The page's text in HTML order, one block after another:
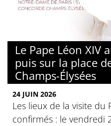
©
Le Pape Léon XIV
puis sur la place
Champs-Élysées
24 JUIN 2026
Les lieux de la visite du
confirmés : le vendredi